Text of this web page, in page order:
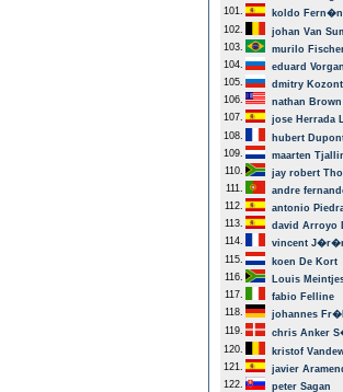
101.
koldo
102.
johan Van
103.
murilo
104.
eduard
105.
dmitry
106.
nathan Brown
107.
jose Herrada
108.
hubert
109.
maarten
110.
jay robert
111.
andre
112.
antonio
113.
david Arroyo
114.
vincent
115.
koen De Kort
116.
Louis
117.
fabio Felline
118.
johannes
119.
chris Anker
120.
kristof
121.
javier
122.
peter Sagan